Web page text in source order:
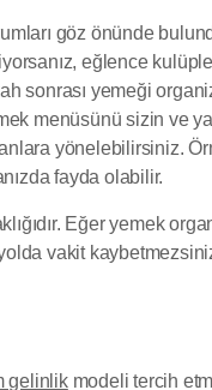
göz önünde
eğlence
sonrası yemeği
menüsünü sizin ve
yönelebilirsiniz.
fayda olabilir.
Eğer yemek
vakit
gelinlikmodeli tercih